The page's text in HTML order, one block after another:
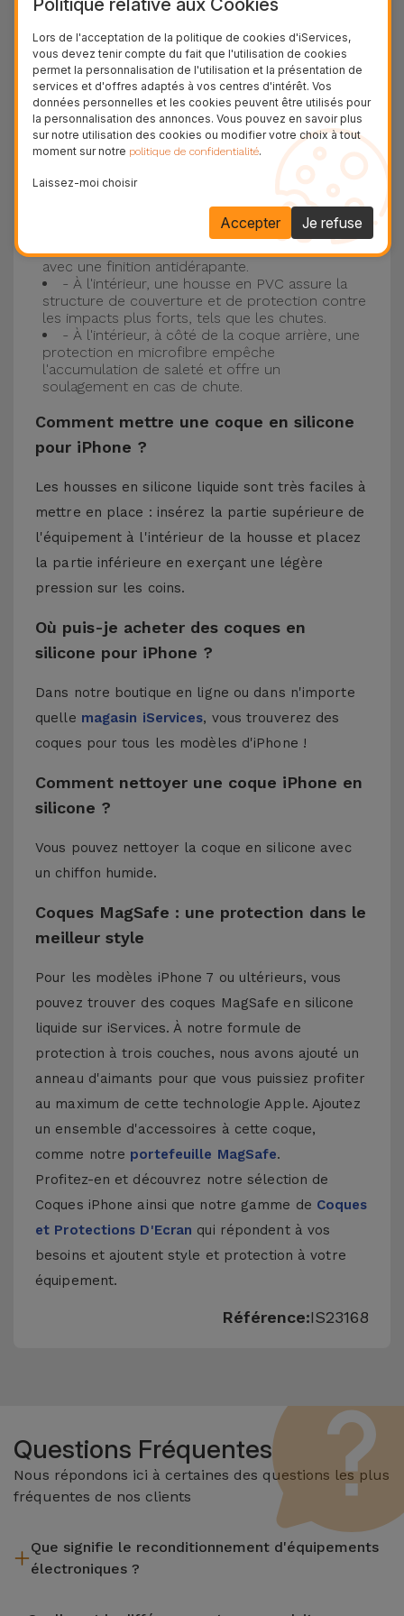
Protection à 3 couches avec coques en
silicone
Nos coques en silicone pour iPhone ont une
construction robuste et de qualité, avec une
construction à trois couches, pour éviter au
maximum les accidents et les casses !
- Une première couche de silicone liquide
donne de la couleur et une couverture
complète à la coque arrière et au bord latéral de
votre smartphone. C'est un matériau résistant,
avec une finition antidérapante.
- À l'intérieur, une housse en PVC assure la
structure de couverture et de protection contre
les impacts plus forts, tels que les chutes.
- À l'intérieur, à côté de la coque arrière, une
protection en microfibre empêche
l'accumulation de saleté et offre un
soulagement en cas de chute.
Comment mettre une coque en silicone
pour iPhone ?
Les housses en silicone liquide sont très faciles à
mettre en place : insérez la partie supérieure de
l'équipement à l'intérieur de la housse et placez
la partie inférieure en exerçant une légère
pression sur les coins.
Où puis-je acheter des coques en
silicone pour iPhone ?
Dans notre boutique en ligne ou dans n'importe
quelle magasin iServices, vous trouverez des
coques pour tous les modèles d'iPhone !
Comment nettoyer une coque iPhone en
silicone ?
Vous pouvez nettoyer la coque en silicone avec
un chiffon humide.
Coques MagSafe : une protection dans le
meilleur style
Pour les modèles iPhone 7 ou ultérieurs, vous
pouvez trouver des coques MagSafe en silicone
liquide sur iServices. À notre formule de
protection à trois couches, nous avons ajouté un
anneau d'aimants pour que vous puissiez profiter
au maximum de cette technologie Apple. Ajoutez
un ensemble d'accessoires à cette coque,
comme notre portefeuille MagSafe.
Profitez-en et découvrez notre sélection de
Coques iPhone ainsi que notre gamme de Coques
et Protections D'Ecran qui répondent à vos
besoins et ajoutent style et protection à votre
équipement.
Référence:IS23168
Questions Fréquentes
Nous répondons ici à certaines des questions les plus
fréquentes de nos clients
Que signifie le reconditionnement d'équipements
électroniques ?
Lors de l'acceptation de la politique de cookies d'iServices,
vous devez tenir compte du fait que l'utilisation de cookies
permet la personnalisation de l'utilisation et la présentation de
services et d'offres adaptés à vos centres d'intérêt. Vos
données personnelles et les cookies peuvent être utilisés pour
la personnalisation des annonces. Vous pouvez en savoir plus
sur notre utilisation des cookies ou modifier votre choix à tout
moment sur notre politique de confidentialité.
Laissez-moi choisir
Je refuse
Accepter